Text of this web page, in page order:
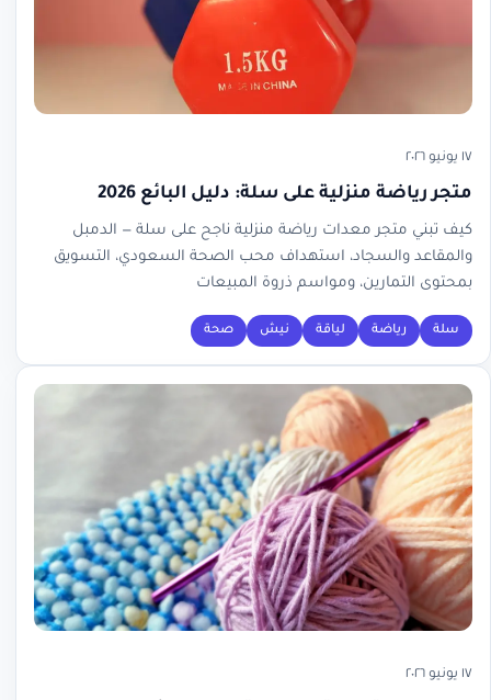
١٧ يونيو ٢٠٢٦
متجر رياضة منزلية على سلة: دليل البائع 2026
كيف تبني متجر معدات رياضة منزلية ناجح على سلة — الدمبل
والمقاعد والسجاد، استهداف محب الصحة السعودي، التسويق
بمحتوى التمارين، ومواسم ذروة المبيعات
سلة رياضة لياقة نيش صحة
١٧ يونيو ٢٠٢٦